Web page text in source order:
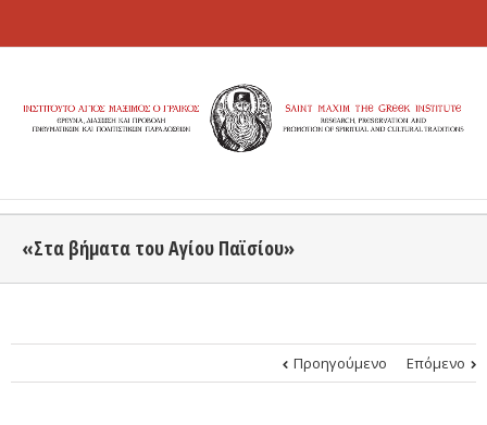
«Στα βήματα του Αγίου Παϊσίου»
Προηγούμενο Επόμενο